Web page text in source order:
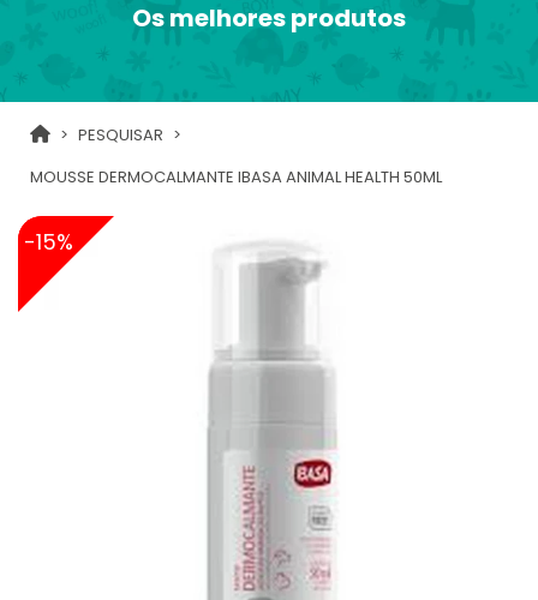
Os melhores produtos
PESQUISAR
MOUSSE DERMOCALMANTE IBASA ANIMAL HEALTH 50ML
-15%